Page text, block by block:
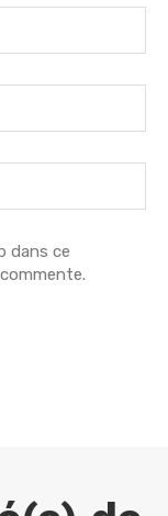
dans ce